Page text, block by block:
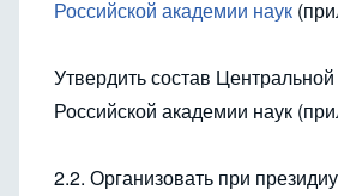
Российской академии наук
Утвердить состав
Российской академии наук
2.2. Организовать при